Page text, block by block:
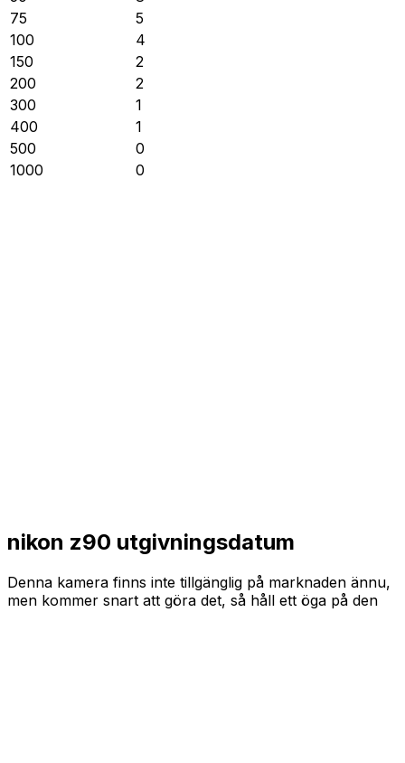
75
5
100
4
150
2
200
2
300
1
400
1
500
0
1000
0
nikon z90 utgivningsdatum
Denna kamera finns inte tillgänglig på marknaden ännu,
men kommer snart att göra det, så håll ett öga på den